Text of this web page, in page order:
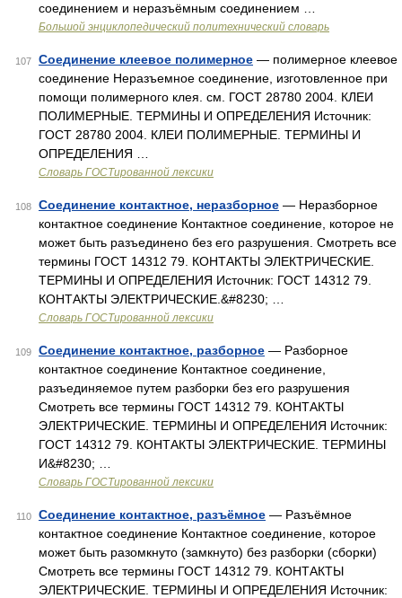
соединением и неразъёмным соединением …
Большой энциклопедический политехнический словарь
107 Соединение клеевое полимерное — полимерное клеевое
соединение Неразъемное соединение, изготовленное при
помощи полимерного клея. см. ГОСТ 28780 2004. КЛЕИ
ПОЛИМЕРНЫЕ. ТЕРМИНЫ И ОПРЕДЕЛЕНИЯ Источник:
ГОСТ 28780 2004. КЛЕИ ПОЛИМЕРНЫЕ. ТЕРМИНЫ И
ОПРЕДЕЛЕНИЯ …
Словарь ГОСТированной лексики
108 Соединение контактное, неразборное — Неразборное
контактное соединение Контактное соединение, которое не
может быть разъединено без его разрушения. Смотреть все
термины ГОСТ 14312 79. КОНТАКТЫ ЭЛЕКТРИЧЕСКИЕ.
ТЕРМИНЫ И ОПРЕДЕЛЕНИЯ Источник: ГОСТ 14312 79.
КОНТАКТЫ ЭЛЕКТРИЧЕСКИЕ.&#8230; …
Словарь ГОСТированной лексики
109 Соединение контактное, разборное — Разборное
контактное соединение Контактное соединение,
разъединяемое путем разборки без его разрушения
Смотреть все термины ГОСТ 14312 79. КОНТАКТЫ
ЭЛЕКТРИЧЕСКИЕ. ТЕРМИНЫ И ОПРЕДЕЛЕНИЯ Источник:
ГОСТ 14312 79. КОНТАКТЫ ЭЛЕКТРИЧЕСКИЕ. ТЕРМИНЫ
И&#8230; …
Словарь ГОСТированной лексики
110 Соединение контактное, разъёмное — Разъёмное
контактное соединение Контактное соединение, которое
может быть разомкнуто (замкнуто) без разборки (сборки)
Смотреть все термины ГОСТ 14312 79. КОНТАКТЫ
ЭЛЕКТРИЧЕСКИЕ. ТЕРМИНЫ И ОПРЕДЕЛЕНИЯ Источник: